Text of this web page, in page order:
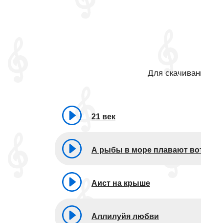
Для
21 век
А рыбы в море плавают
Аист на крыше
Аллилуйя любви